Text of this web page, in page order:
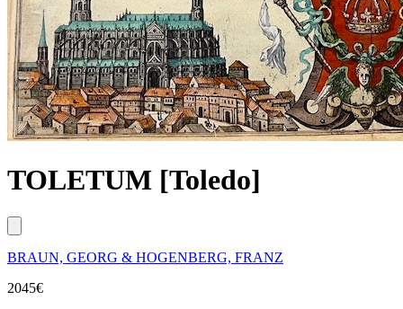
TOLETUM [Toledo]
BRAUN, GEORG & HOGENBERG, FRANZ
2045€